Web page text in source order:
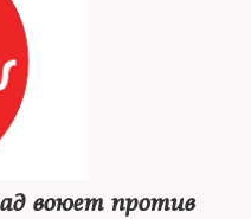
воюет против